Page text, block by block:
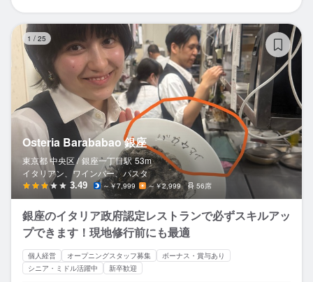
1 / 25
Osteria Barababao 銀座
東京都 中央区 / 銀座一丁目駅 53m
イタリアン、ワインバー、パスタ
3.49 ～￥7,999 ～￥2,999 56席
銀座のイタリア政府認定レストランで必ずスキルアッ
プできます！現地修行前にも最適
個人経営 オープニングスタッフ募集
ボーナス・賞与あり
シニア・ミドル活躍中
新卒歓迎